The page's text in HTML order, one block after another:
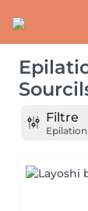
Filtre